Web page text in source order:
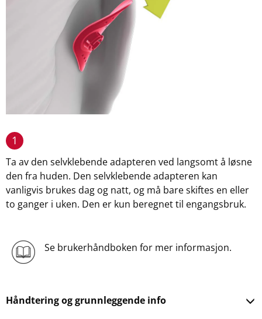
1
Ta av den selvklebende adapteren ved langsomt å løsne
den fra huden. Den selvklebende adapteren kan
vanligvis brukes dag og natt, og må bare skiftes en eller
to ganger i uken. Den er kun beregnet til engangsbruk.
Se brukerhåndboken for mer informasjon.
Håndtering og grunnleggende info